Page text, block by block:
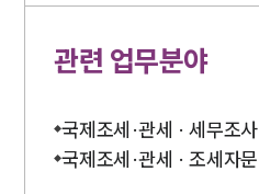
관련 업무분야
국제조세·관세 · 세무조사
국제조세·관세 · 조세자문